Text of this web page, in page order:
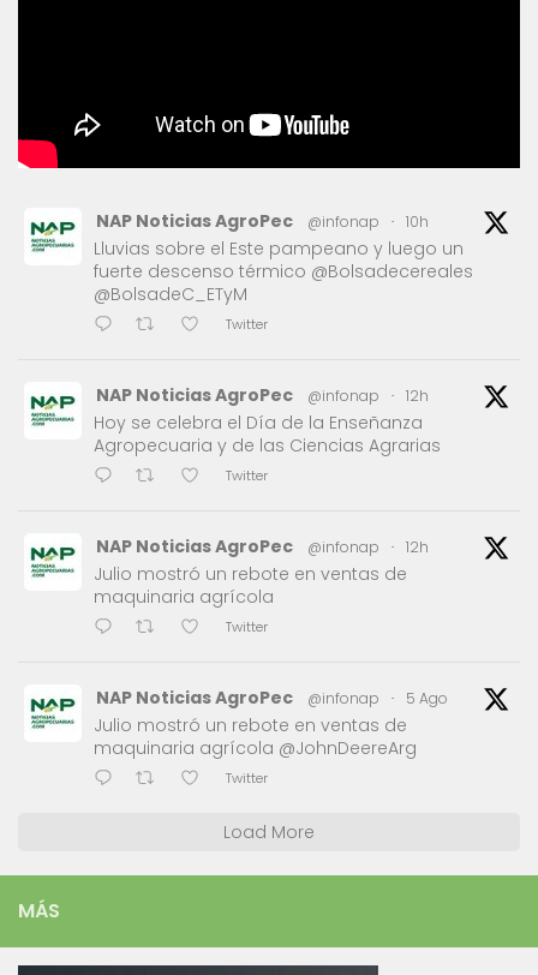
NAP Noticias AgroPec @infonap · 10h
Lluvias sobre el Este pampeano y luego un
fuerte descenso térmico @Bolsadecereales
@BolsadeC_ETyM
Twitter
NAP Noticias AgroPec @infonap · 12h
Hoy se celebra el Día de la Enseñanza
Agropecuaria y de las Ciencias Agrarias
Twitter
NAP Noticias AgroPec @infonap · 12h
Julio mostró un rebote en ventas de
maquinaria agrícola
Twitter
NAP Noticias AgroPec @infonap · 5 Ago
Julio mostró un rebote en ventas de
maquinaria agrícola @JohnDeereArg
Twitter
Load More
MÁS